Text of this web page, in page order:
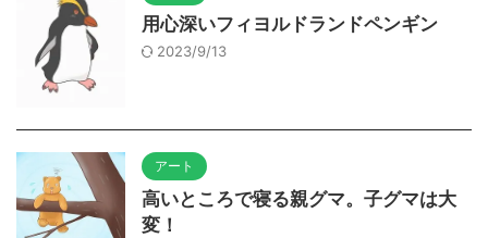
用心深いフィヨルドランドペンギン
2023/9/13
アート
高いところで寝る親グマ。子グマは大
変！